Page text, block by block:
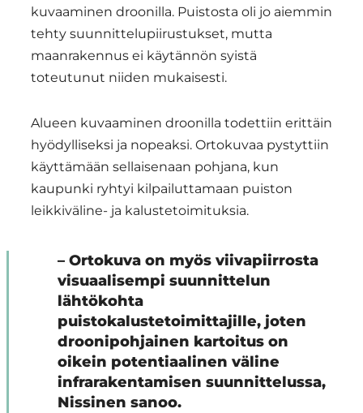
kuvaaminen droonilla. Puistosta oli jo aiemmin
tehty suunnittelupiirustukset, mutta
maanrakennus ei käytännön syistä
toteutunut niiden mukaisesti.
Alueen kuvaaminen droonilla todettiin erittäin
hyödylliseksi ja nopeaksi. Ortokuvaa pystyttiin
käyttämään sellaisenaan pohjana, kun
kaupunki ryhtyi kilpailuttamaan puiston
leikkiväline- ja kalustetoimituksia.
– Ortokuva on myös viivapiirrosta
visuaalisempi suunnittelun
lähtökohta
puistokalustetoimittajille, joten
droonipohjainen kartoitus on
oikein potentiaalinen väline
infrarakentamisen suunnittelussa,
Nissinen sanoo.